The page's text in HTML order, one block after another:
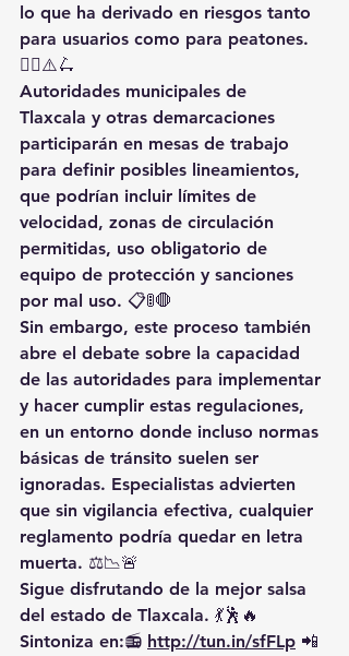
lo que ha derivado en riesgos tanto
para usuarios como para peatones.
🚶‍♂️⚠️🛴
Autoridades municipales de
Tlaxcala y otras demarcaciones
participarán en mesas de trabajo
para definir posibles lineamientos,
que podrían incluir límites de
velocidad, zonas de circulación
permitidas, uso obligatorio de
equipo de protección y sanciones
por mal uso. 📋🚦🛑
Sin embargo, este proceso también
abre el debate sobre la capacidad
de las autoridades para implementar
y hacer cumplir estas regulaciones,
en un entorno donde incluso normas
básicas de tránsito suelen ser
ignoradas. Especialistas advierten
que sin vigilancia efectiva, cualquier
reglamento podría quedar en letra
muerta. ⚖️📉🚨
Sigue disfrutando de la mejor salsa
del estado de Tlaxcala. 💃🕺🔥
Sintoniza en:📻 http://tun.in/sfFLp 📲